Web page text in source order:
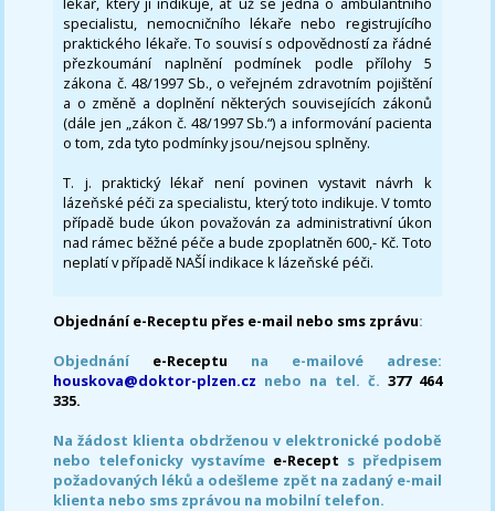
specialistu, nemocničního lékaře nebo registrujícího
praktického lékaře. To souvisí s odpovědností za řádné
přezkoumání naplnění podmínek podle přílohy 5
zákona č. 48/1997 Sb., o veřejném zdravotním pojištění
a o změně a doplnění některých souvisejících zákonů
(dále jen „zákon č. 48/1997 Sb.“) a informování pacienta
o tom, zda tyto podmínky jsou/nejsou splněny.
T. j. praktický lékař není povinen vystavit návrh k
lázeňské péči za specialistu, který toto indikuje. V tomto
případě bude úkon považován za administrativní úkon
nad rámec běžné péče a bude zpoplatněn 600,- Kč. Toto
neplatí v případě NAŠÍ indikace k lázeňské péči.
Objednání e-Receptu přes e-mail nebo sms zprávu:
Objednání e-Receptu na e-mailové adrese:
houskova@doktor-plzen.cz nebo na tel. č. 377 464
335.
Na žádost klienta obdrženou v elektronické podobě
nebo telefonicky vystavíme e-Recept s předpisem
požadovaných léků a odešleme zpět na zadaný e-mail
klienta nebo sms zprávou na mobilní telefon.